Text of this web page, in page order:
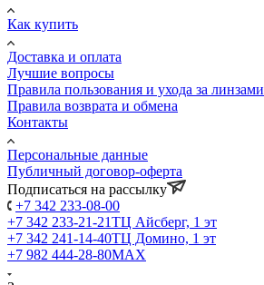
Как купить
Доставка и оплата
Лучшие вопросы
Правила пользования и ухода за линзами
Правила возврата и обмена
Контакты
Персональные данные
Публичный договор-оферта
Подписаться на рассылку
+7 342 233-08-00
+7 342 233-21-21ТЦ Айсберг, 1 эт
+7 342 241-14-40ТЦ Домино, 1 эт
+7 982 444-28-80MAX